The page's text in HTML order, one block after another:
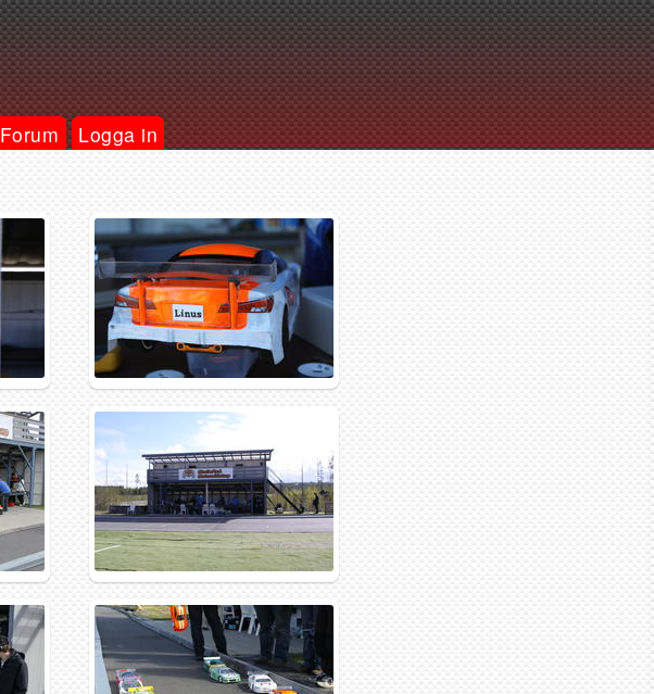
Forum Logga in